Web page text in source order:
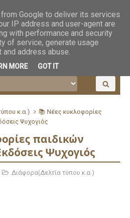
κ.α.)
📚 Νέες κυκλοφορίες
Ψυχογιός
παιδικών
Ψυχογιός
Διάφορα(Δελτία τύπου κ.α.)
Google to deliver its services
IP address and user-agent are
with performance and security
of service, generate usage
address abuse.
MORE GOT IT